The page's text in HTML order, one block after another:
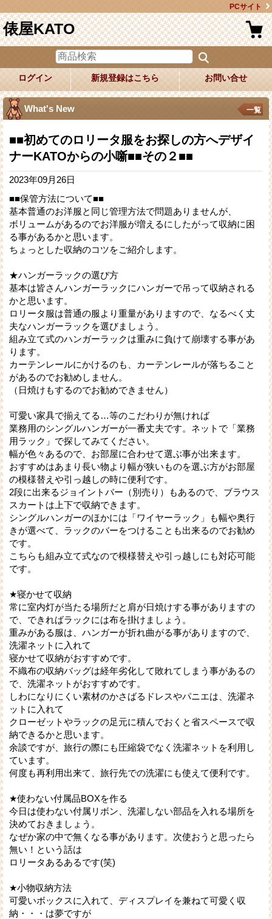
PCサイト
俵屋KATO
ログイン 新規登録はこちら お問い合せ
What's New 一覧
■■初めてのロリータ服をお探しの方へデザイ
ナーKATOからの小噺■■その２■■
2023年09月26日
■■保管方法について■■
基本普通のお洋服と同じ管理方法で問題ありませんが、
ボリュームがあるのでお洋服が増えるにしたがって収納に困
る事があるかと思います。
ちょっとした収納のコツをご紹介します。
★ハンガーラックの選び方
基本は皆さんハンガーラックにハンガーで吊って収納される
かと思います。
ロリータ服は普通の服より重量がありますので、なるべく丈
夫なハンガーラックを選びましょう。
組み立て式のハンガーラックは重みに負けて崩壊する事があ
ります。
カーテンレールにかけるのも、カーテンレールが落ちること
があるのでお勧めしません。
（日焼けもするのでお勧めできません）
可愛い家具で揃えてる…等のこだわりが無ければ
業務用のシングルハンガーが一番丈夫です。ネットで「業務
用ラック」で探してみてください。
幅が色々あるので、お部屋に合わせて選ぶ事が出来ます。
おすすめはあまり長い物より幅が狭いものを選ぶ方がお部屋
の模様替えや引っ越しの時に便利です。
2段に出来るジョイントバー（別売り）もあるので、ブラウス
スカートは上下で収納できます。
シングルハンガーのほかには「ワイヤーラック」も幅や奥行
きが選べて、ラックのバーをつけることも出来るのでお勧め
です。
こちらも組み立て式なので模様替えや引っ越しにも対応可能
です。
★寝かせて収納
常に室内灯が当たる場所だと肩が日焼けする事がありますの
で、できればラックには布を掛けましょう。
重みがある服は、ハンガーが折れ曲がる事がありますので、
洗濯ネットに入れて
寝かせて収納がおすすめです。
不織布の収納バッグは経年劣化して敗れてしまう事があるの
で、洗濯ネットがおすすめです。
しわになりにくい素材のかさばるドレスやパニエは、洗濯ネ
ットに入れて
クローゼットやラックの足元に積んでおくと省スペースで収
納できるかと思います。
余談ですが、旅行の際にも圧縮袋でなく洗濯ネットを利用し
ています。
何度も再利用出来て、旅行先での洗濯にも使えて便利です。
★使わない付属品BOXを作る
今日は使わない付属リボン、洗濯しない部品を入れる場所を
決めておきましょう。
なぜか家の中で無くなる事があります。次使おうと思ったら
無い！という話は
ロリータあるあるです(笑)
★小物収納方法
可愛いボックスに入れて、ディスプレイを兼ねて可愛く収
納・・・は夢ですが